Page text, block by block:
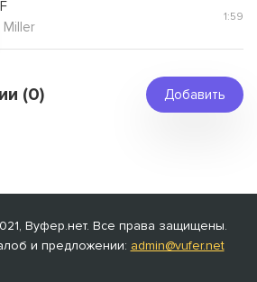
Miller
1:59
(0) Добавить
Вуфер.нет. Все права защищены.
и предложении: admin@vufer.net